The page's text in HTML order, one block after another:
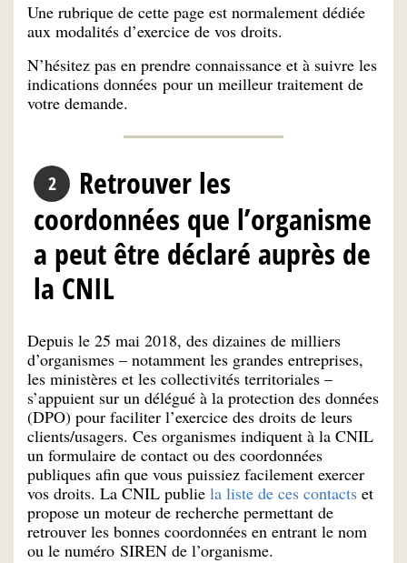
Une rubrique de cette page est normalement dédiée
aux modalités d’exercice de vos droits.
N’hésitez pas en prendre connaissance et à suivre les
indications données pour un meilleur traitement de
votre demande.
Retrouver les
coordonnées que l’organisme
a peut être déclaré auprès de
la CNIL
Depuis le 25 mai 2018, des dizaines de milliers
d’organismes – notamment les grandes entreprises,
les ministères et les collectivités territoriales –
s’appuient sur un délégué à la protection des données
(DPO) pour faciliter l’exercice des droits de leurs
clients/usagers. Ces organismes indiquent à la CNIL
un formulaire de contact ou des coordonnées
publiques afin que vous puissiez facilement exercer
vos droits. La CNIL publie la liste de ces contacts et
propose un moteur de recherche permettant de
retrouver les bonnes coordonnées en entrant le nom
ou le numéro SIREN de l’organisme.